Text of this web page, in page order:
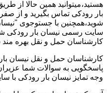
هستید،میتوانید همین حالا از
بار رودکی تماس بگیرید و از
شوید،همچنین با جستوجوی
سایت رسمی نیسان بار رودکی
کارشناسان حمل و نقل بهره مند
کارشناسان حمل و نقل نیسان
پاسخگویی به سوالات شما
وجه تمایز نیسان بار رودکی با